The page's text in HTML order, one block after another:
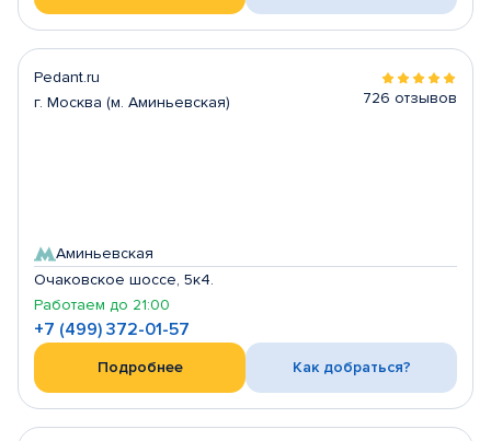
Pedant.ru
г. Москва (м. Аминьевская)
726 отзывов
Аминьевская
Очаковское шоссе, 5к4.
Работаем до 21:00
+7 (499) 372-01-57
Подробнее Как добраться?